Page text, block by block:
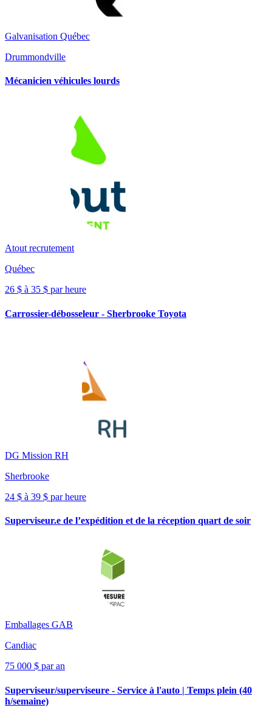
Galvanisation Québec
Drummondville
Mécanicien véhicules lourds
Atout recrutement
Québec
26 $ à 35 $ par heure
Carrossier-débosseleur - Sherbrooke Toyota
DG Mission RH
Sherbrooke
24 $ à 39 $ par heure
Superviseur.e de l’expédition et de la réception quart de soir
Emballages GAB
Candiac
75 000 $ par an
Superviseur/superviseure - Service à l'auto | Temps plein (40
h/semaine)